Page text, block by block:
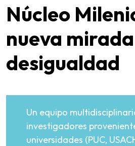
Núcleo
nueva
desigualdad
Un equipo
investigadores
universidades (PUC,